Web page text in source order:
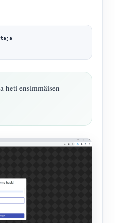
heti ensimmäisen